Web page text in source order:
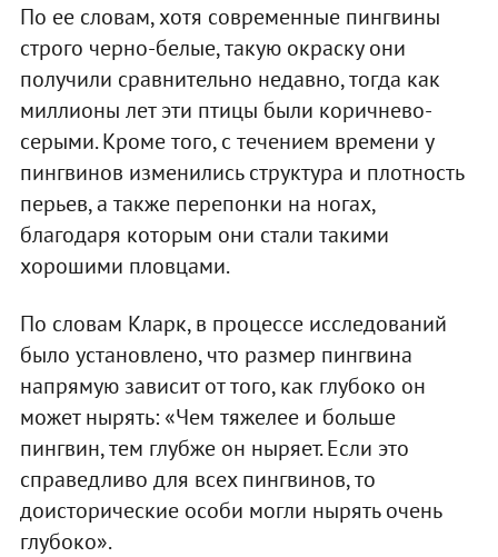
По ее словам, хотя современные пингвины
строго черно-белые, такую окраску они
получили сравнительно недавно, тогда как
миллионы лет эти птицы были коричнево-
серыми. Кроме того, с течением времени у
пингвинов изменились структура и плотность
перьев, а также перепонки на ногах,
благодаря которым они стали такими
хорошими пловцами.
По словам Кларк, в процессе исследований
было установлено, что размер пингвина
напрямую зависит от того, как глубоко он
может нырять: «Чем тяжелее и больше
пингвин, тем глубже он ныряет. Если это
справедливо для всех пингвинов, то
доисторические особи могли нырять очень
глубоко».